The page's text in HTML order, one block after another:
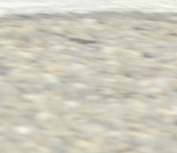
12
13